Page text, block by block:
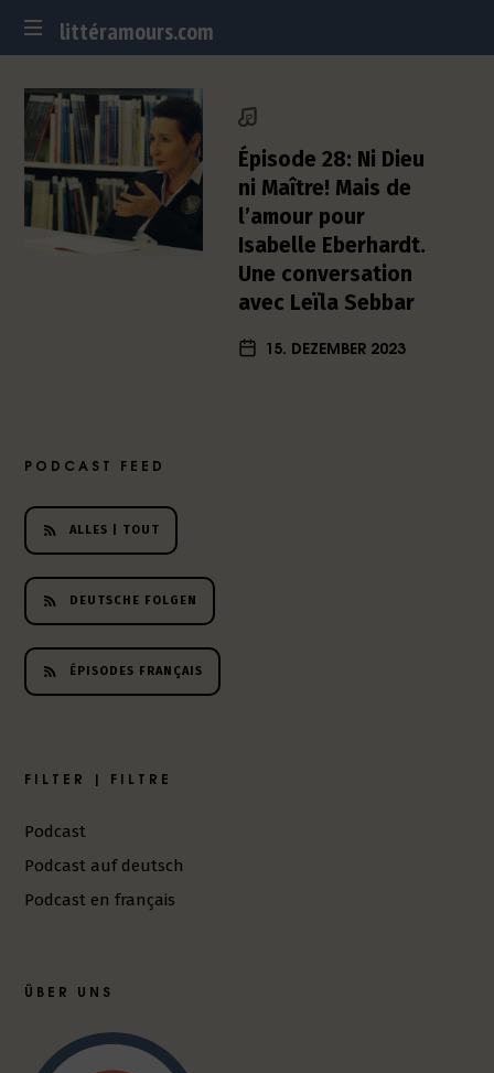
littéramours.com
littéramours.com
e
s
c
-
s
h
r
L
r
P
d
c
Épisode 28: Ni Dieu
ni Maître! Mais de
l’amour pour
Isabelle Eberhardt.
Une conversation
avec Leïla Sebbar
15. DEZEMBER 2023
PODCAST FEED
ALLES | TOUT
DEUTSCHE FOLGEN
ÉPISODES FRANÇAIS
FILTER | FILTRE
Podcast
Podcast auf deutsch
Podcast en français
ÜBER UNS